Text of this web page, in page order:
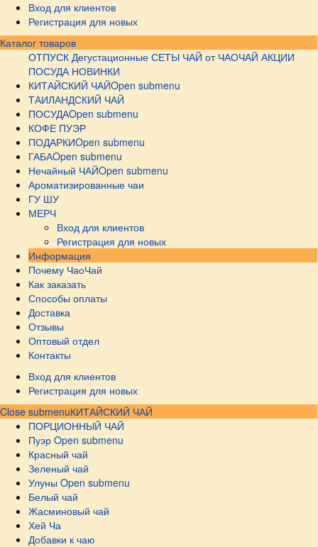
Вход для клиентов
Регистрация для новых
Каталог товаров
ОТПУСК Дегустационные СЕТЫ ЧАЙ от ЧАОЧАЙ АКЦИИ
ПОСУДА НОВИНКИ
КИТАЙСКИЙ ЧАЙOpen submenu
ТАИЛАНДСКИЙ ЧАЙ
ПОСУДАOpen submenu
КОФЕ ПУЭР
ПОДАРКИOpen submenu
ГАБАOpen submenu
Нечайный ЧАЙOpen submenu
Ароматизированные чаи
ГУ ШУ
МЕРЧ
Вход для клиентов
Регистрация для новых
Информация
Почему ЧаоЧай
Как заказать
Способы оплаты
Доставка
Отзывы
Оптовый отдел
Контакты
Вход для клиентов
Регистрация для новых
Close submenuКИТАЙСКИЙ ЧАЙ
ПОРЦИОННЫЙ ЧАЙ
Пуэр Open submenu
Красный чай
Зеленый чай
Улуны Open submenu
Белый чай
Жасминовый чай
Хей Ча
Добавки к чаю